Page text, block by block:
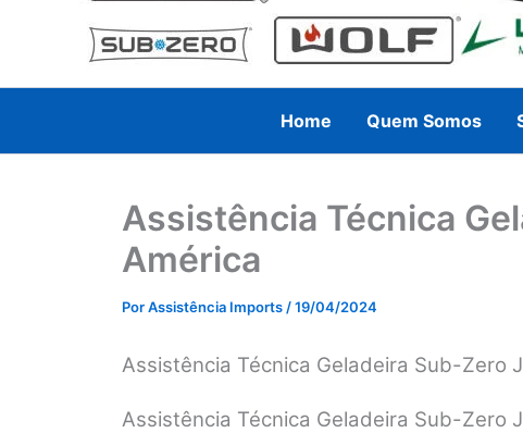
Home Quem Somos
Assistência Técnica
América
PorAssistência Imports /19/04/2024
Assistência Técnica Geladeira Sub-Zero
Assistência Técnica Geladeira Sub-Zero